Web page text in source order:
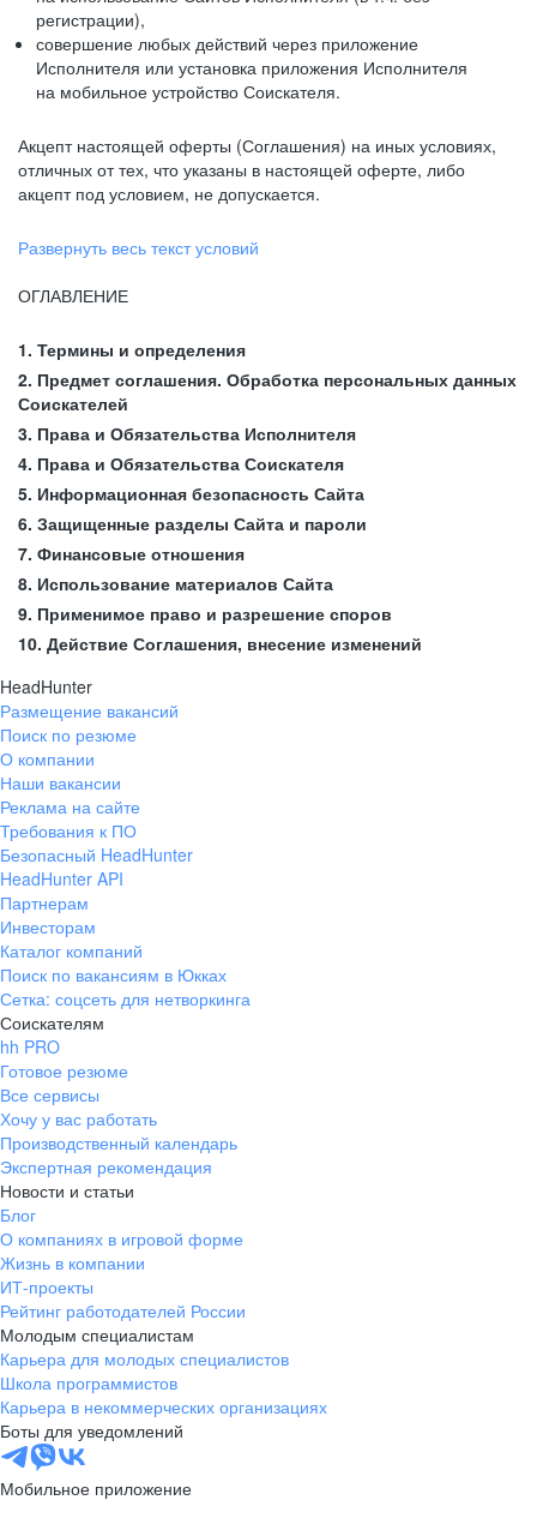
регистрации),
совершение любых действий через приложение
Исполнителя или установка приложения Исполнителя
на мобильное устройство Соискателя.
Акцепт настоящей оферты (Соглашения) на иных условиях,
отличных от тех, что указаны в настоящей оферте, либо
акцепт под условием, не допускается.
Развернуть весь текст условий
ОГЛАВЛЕНИЕ
1. Термины и определения
2. Предмет соглашения. Обработка персональных данных
Соискателей
3. Права и Обязательства Исполнителя
4. Права и Обязательства Соискателя
5. Информационная безопасность Сайта
6. Защищенные разделы Сайта и пароли
7. Финансовые отношения
8. Использование материалов Сайта
9. Применимое право и разрешение споров
10. Действие Соглашения, внесение изменений
HeadHunter
Размещение вакансий
Поиск по резюме
О компании
Наши вакансии
Реклама на сайте
Требования к ПО
Безопасный HeadHunter
HeadHunter API
Партнерам
Инвесторам
Каталог компаний
Поиск по вакансиям в Юкках
Сетка: соцсеть для нетворкинга
Соискателям
hh PRO
Готовое резюме
Все сервисы
Хочу у вас работать
Производственный календарь
Экспертная рекомендация
Новости и статьи
Блог
О компаниях в игровой форме
Жизнь в компании
ИТ-проекты
Рейтинг работодателей России
Молодым специалистам
Карьера для молодых специалистов
Школа программистов
Карьера в некоммерческих организациях
Боты для уведомлений
Мобильное приложение